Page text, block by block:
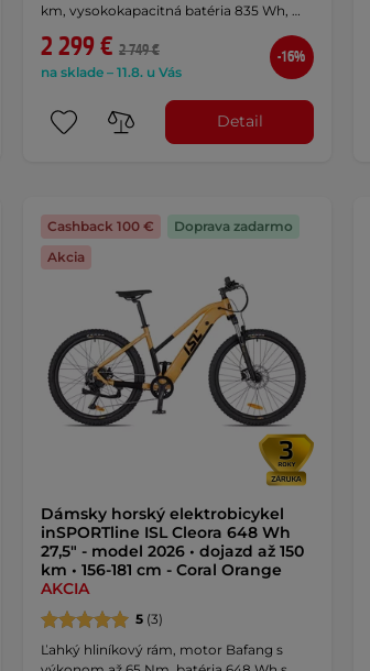
km, vysokokapacitná batéria 835 Wh, …
2 299 € 2 749 €
na sklade – 11.8. u Vás
-16%
Detail
Cashback 100 €
Doprava zadarmo
Akcia
Dámsky horský elektrobicykel
inSPORTline ISL Cleora 648 Wh
27,5" - model 2026 • dojazd až 150
km • 156-181 cm - Coral Orange
AKCIA
5(3)
Ľahký hliníkový rám, motor Bafang s